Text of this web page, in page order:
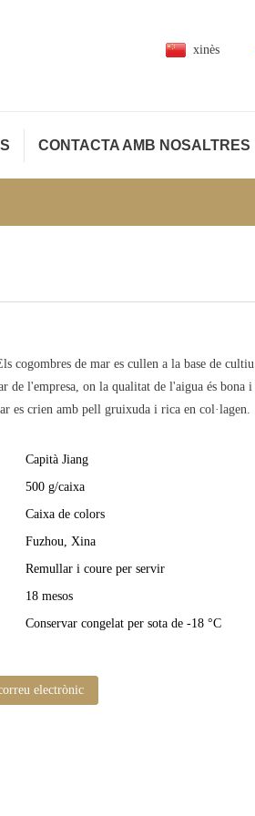
xinès
CONTACTA AMB NOSALTRES
cogombres de mar es cullen a la base de cultiu
de l'empresa, on la qualitat de l'aigua és bona i
es crien amb pell gruixuda i rica en col·lagen.
Capità Jiang
500 g/caixa
Caixa de colors
Fuzhou, Xina
Remullar i coure per servir
18 mesos
Conservar congelat per sota de -18 °C
electrònic